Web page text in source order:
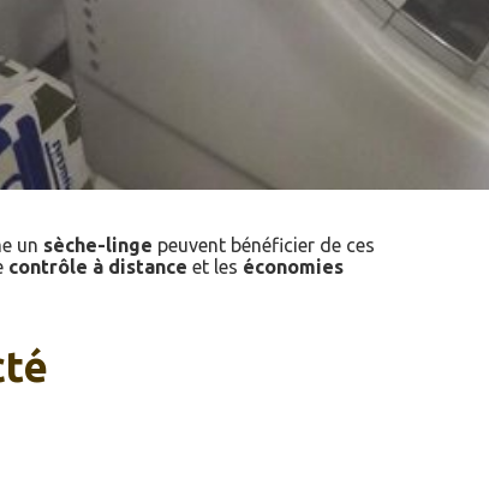
un sèche-linge peuvent bénéficier de ces
contrôle à distance et les économies